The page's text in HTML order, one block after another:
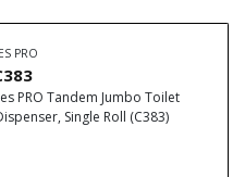
PRO
Single Roll (C383)